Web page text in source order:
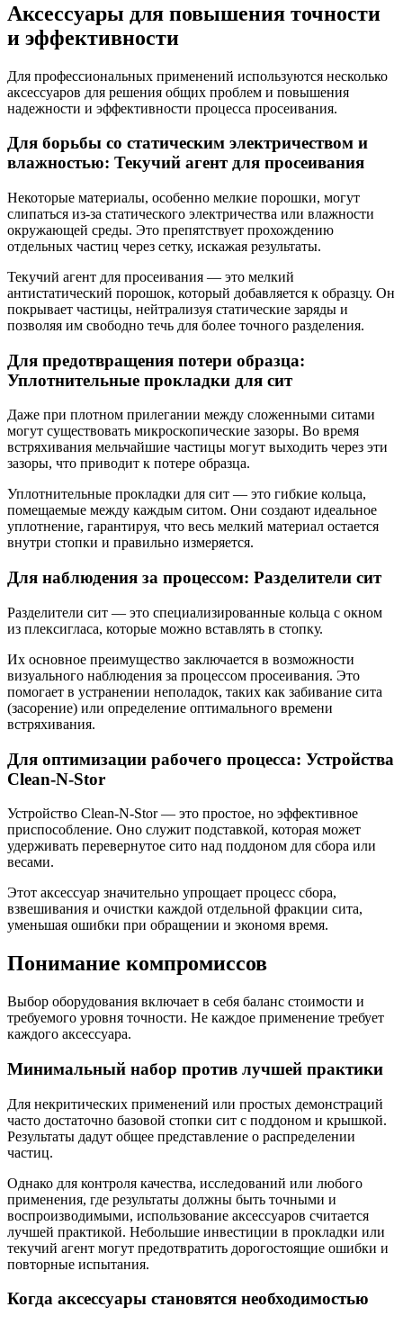
Аксессуары для повышения точности
и эффективности
Для профессиональных применений используются несколько
аксессуаров для решения общих проблем и повышения
надежности и эффективности процесса просеивания.
Для борьбы со статическим электричеством и
влажностью: Текучий агент для просеивания
Некоторые материалы, особенно мелкие порошки, могут
слипаться из-за статического электричества или влажности
окружающей среды. Это препятствует прохождению
отдельных частиц через сетку, искажая результаты.
Текучий агент для просеивания — это мелкий
антистатический порошок, который добавляется к образцу. Он
покрывает частицы, нейтрализуя статические заряды и
позволяя им свободно течь для более точного разделения.
Для предотвращения потери образца:
Уплотнительные прокладки для сит
Даже при плотном прилегании между сложенными ситами
могут существовать микроскопические зазоры. Во время
встряхивания мельчайшие частицы могут выходить через эти
зазоры, что приводит к потере образца.
Уплотнительные прокладки для сит — это гибкие кольца,
помещаемые между каждым ситом. Они создают идеальное
уплотнение, гарантируя, что весь мелкий материал остается
внутри стопки и правильно измеряется.
Для наблюдения за процессом: Разделители сит
Разделители сит — это специализированные кольца с окном
из плексигласа, которые можно вставлять в стопку.
Их основное преимущество заключается в возможности
визуального наблюдения за процессом просеивания. Это
помогает в устранении неполадок, таких как забивание сита
(засорение) или определение оптимального времени
встряхивания.
Для оптимизации рабочего процесса: Устройства
Clean-N-Stor
Устройство Clean-N-Stor — это простое, но эффективное
приспособление. Оно служит подставкой, которая может
удерживать перевернутое сито над поддоном для сбора или
весами.
Этот аксессуар значительно упрощает процесс сбора,
взвешивания и очистки каждой отдельной фракции сита,
уменьшая ошибки при обращении и экономя время.
Понимание компромиссов
Выбор оборудования включает в себя баланс стоимости и
требуемого уровня точности. Не каждое применение требует
каждого аксессуара.
Минимальный набор против лучшей практики
Для некритических применений или простых демонстраций
часто достаточно базовой стопки сит с поддоном и крышкой.
Результаты дадут общее представление о распределении
частиц.
Однако для контроля качества, исследований или любого
применения, где результаты должны быть точными и
воспроизводимыми, использование аксессуаров считается
лучшей практикой. Небольшие инвестиции в прокладки или
текучий агент могут предотвратить дорогостоящие ошибки и
повторные испытания.
Когда аксессуары становятся необходимостью